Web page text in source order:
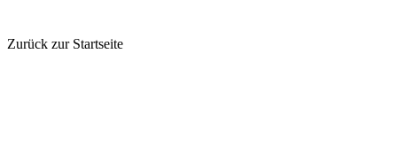
Zurück zur Start​seite